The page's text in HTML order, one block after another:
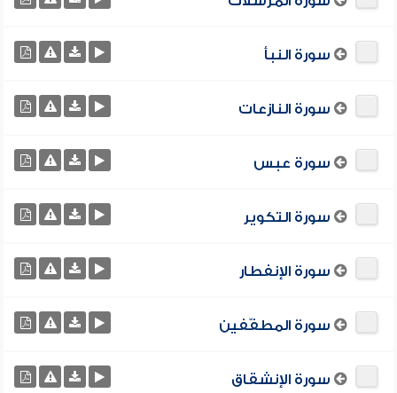
سورة النبأ
سورة النازعات
سورة عبس
سورة التكوير
سورة الإنفطار
سورة المطفّفين
سورة الإنشقاق